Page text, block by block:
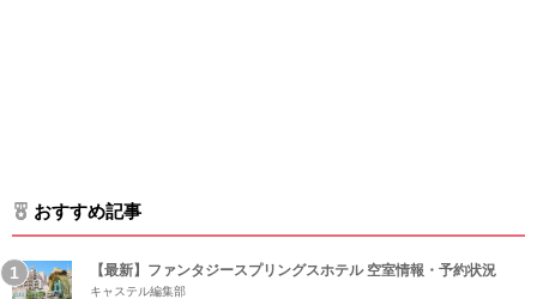
おすすめ記事
【最新】ファンタジースプリングスホテル 空室情報・予約状況
キャステル編集部